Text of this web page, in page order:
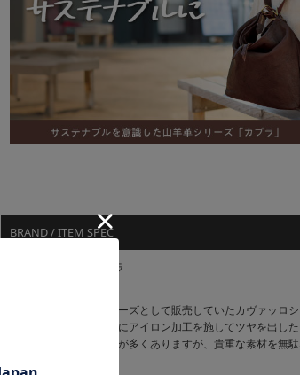
BRAND / ITEM SPEC
ブランド｜kissora キソラ
長きにわたって定番シリーズとして販売していたカヴァッロ
上げで染め上げた山羊革にアイロン加工を施してツヤを出し
本来のキズや色ムラなどが多くありますが、貴重な素材を無